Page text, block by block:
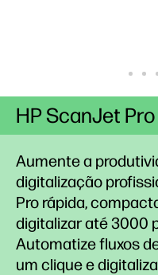
Aumente a
digitalização
Pro rápida,
digitalizar até 3000
Automatize fluxos
um clique e
HP ScanJet